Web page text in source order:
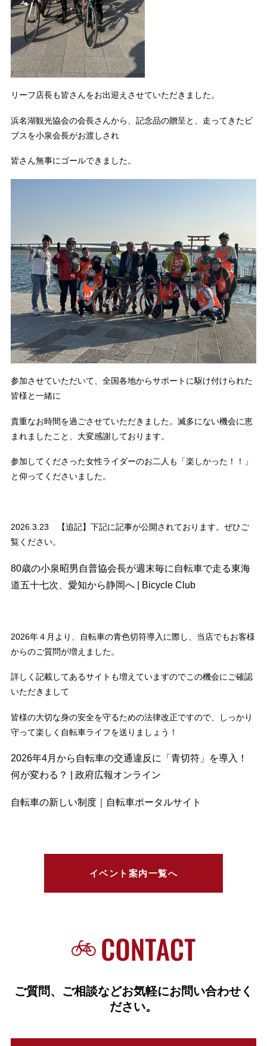
リーフ店長も皆さんをお出迎えさせていただきました。
浜名湖観光協会の会長さんから、記念品の贈呈と、走ってきたビ
ブスを小泉会長がお渡しされ
皆さん無事にゴールできました。
参加させていただいて、全国各地からサポートに駆け付けられた
皆様と一緒に
貴重なお時間を過ごさせていただきました。滅多にない機会に恵
まれましたこと、大変感謝しております。
参加してくださった女性ライダーのお二人も「楽しかった！！」
と仰ってくださいました。
2026.3.23 【追記】下記に記事が公開されております。ぜひご
覧ください。
80歳の小泉昭男自普協会長が週末毎に自転車で走る東海
道五十七次、愛知から静岡へ | Bicycle Club
2026年４月より、自転車の青色切符導入に際し、当店でもお客様
からのご質問が増えました。
詳しく記載してあるサイトも増えていますのでこの機会にご確認
いただきまして
皆様の大切な身の安全を守るための法律改正ですので、しっかり
守って楽しく自転車ライフを送りましょう！
2026年4月から自転車の交通違反に「青切符」を導入！
何が変わる？ | 政府広報オンライン
自転車の新しい制度｜自転車ポータルサイト
イベント案内一覧へ
ご質問、ご相談などお気軽にお問い合わせく
ださい。